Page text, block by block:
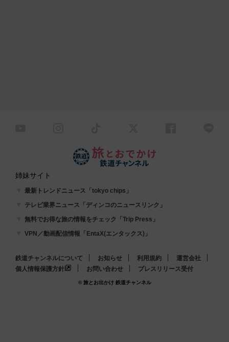
姉妹サイト
最新トレンドニュース「tokyo chips」
テレビ業界ニュース「ディンコのニュースリンク」
無料でお得な旅の情報をチェック「Trip Press」
VPN／動画配信情報「EntaX(エンタックス)」
鉄道チャンネルについて お知らせ 利用規約
運営会社
個人情報保護方針
お問い合わせ プレスリリース受付
© 旅とお出かけ 鉄道チャンネル